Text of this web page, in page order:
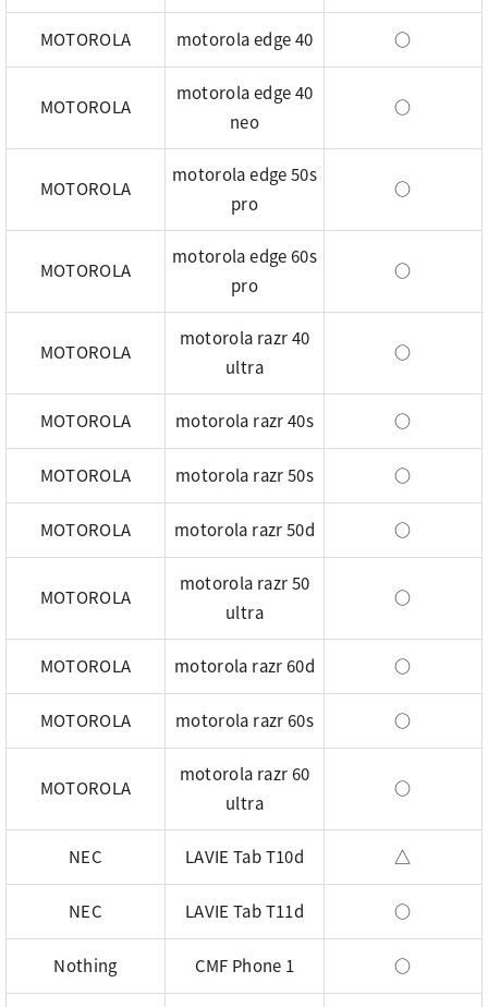
MOTOROLA motorola edge 40 ○
MOTOROLA
motorola edge 40
neo
○
MOTOROLA
motorola edge 50s
pro
○
MOTOROLA
motorola edge 60s
pro
○
MOTOROLA
motorola razr 40
ultra
○
MOTOROLA motorola razr 40s ○
MOTOROLA motorola razr 50s ○
MOTOROLA motorola razr 50d ○
MOTOROLA
motorola razr 50
ultra
○
MOTOROLA motorola razr 60d ○
MOTOROLA motorola razr 60s ○
MOTOROLA
motorola razr 60
ultra
○
NEC LAVIE Tab T10d △
NEC LAVIE Tab T11d ○
Nothing CMF Phone 1 ○